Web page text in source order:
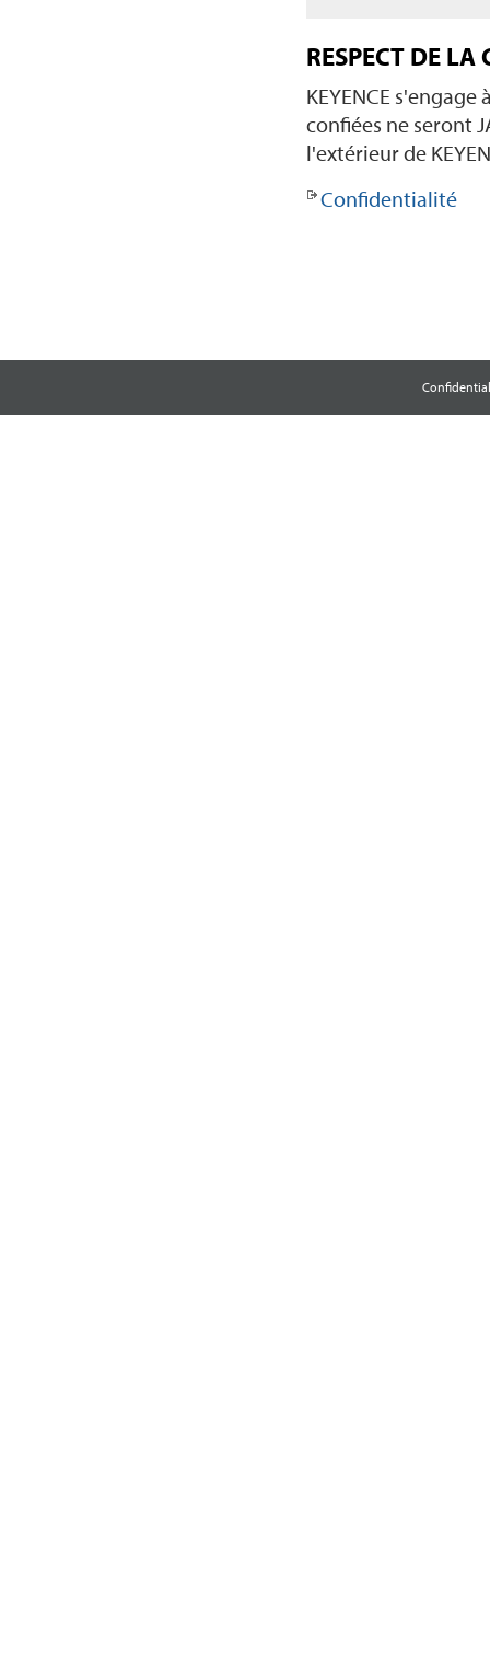
RESPECT DE
KEYENCE
confiées ne seront
l'extérieur de
Confidentialité